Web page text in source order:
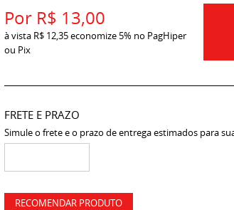
Por R$ 13,00
à vista R$ 12,35economize 5% no PagHiper
ou Pix
FRETE E PRAZO
Simule o frete e o prazo de entrega estimados para
RECOMENDAR PRODUTO